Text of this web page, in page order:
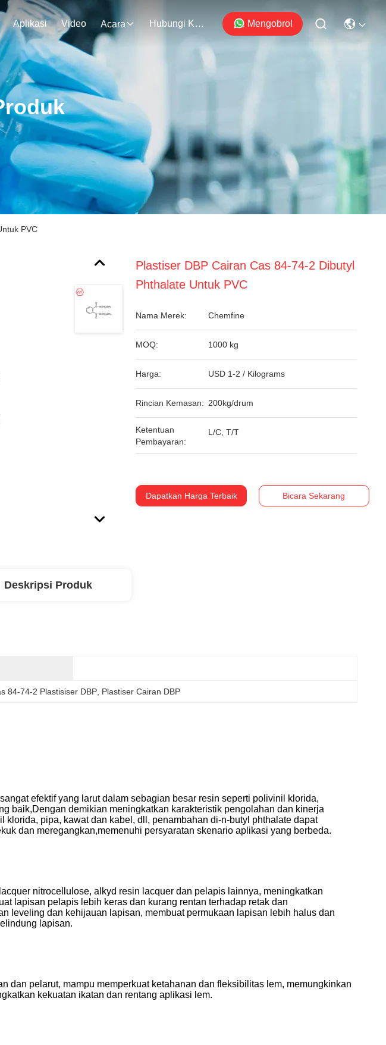
Aplikasi Video Acara Hubungi Kami Mengobrol
PVC
Plastiser DBP Cairan Cas 84-74-2 Dibutyl
Phthalate Untuk PVC
Nama Merek: Chemfine
MOQ: 1000 kg
Harga: USD 1-2 / Kilograms
Rincian Kemasan: 200kg/drum
Ketentuan
Pembayaran:
L/C, T/T
Dapatkan Harga Terbaik Bicara Sekarang
Deskripsi Produk
84-74-2 Plastisiser DBP Plastiser Cairan DBP
efektif yang larut dalam sebagian besar resin seperti polivinil klorida,
baik,Dengan demikian meningkatkan karakteristik pengolahan dan kinerja
pipa, kawat dan kabel, dll, penambahan di-n-butyl phthalate dapat
dan meregangkan,memenuhi persyaratan skenario aplikasi yang berbeda.
nitrocellulose, alkyd resin lacquer dan pelapis lainnya, meningkatkan
lapisan pelapis lebih keras dan kurang rentan terhadap retak dan
leveling dan kehijauan lapisan, membuat permukaan lapisan lebih halus dan
lapisan.
dan pelarut, mampu memperkuat ketahanan dan fleksibilitas lem, memungkinkan
kekuatan ikatan dan rentang aplikasi lem.